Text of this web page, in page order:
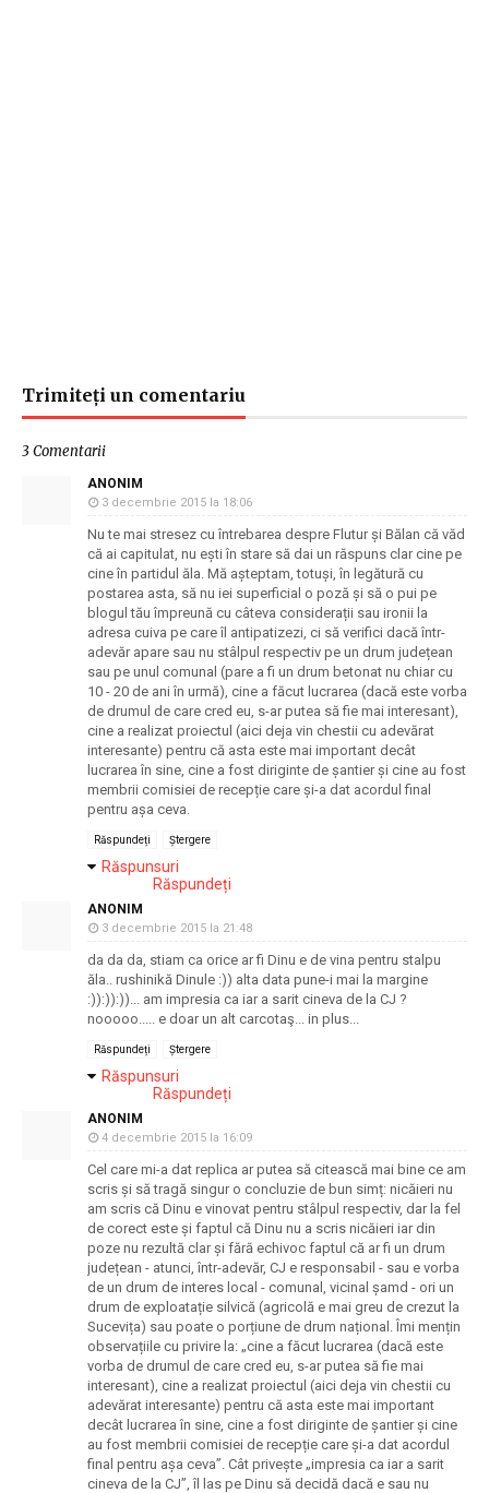
Trimiteți un comentariu
3 Comentarii
ANONIM
3 decembrie 2015 la 18:06
Nu te mai stresez cu întrebarea despre Flutur și Bălan că văd
că ai capitulat, nu ești în stare să dai un răspuns clar cine pe
cine în partidul ăla. Mă așteptam, totuși, în legătură cu
postarea asta, să nu iei superficial o poză și să o pui pe
blogul tău împreună cu câteva considerații sau ironii la
adresa cuiva pe care îl antipatizezi, ci să verifici dacă într-
adevăr apare sau nu stâlpul respectiv pe un drum județean
sau pe unul comunal (pare a fi un drum betonat nu chiar cu
10 - 20 de ani în urmă), cine a făcut lucrarea (dacă este vorba
de drumul de care cred eu, s-ar putea să fie mai interesant),
cine a realizat proiectul (aici deja vin chestii cu adevărat
interesante) pentru că asta este mai important decât
lucrarea în sine, cine a fost diriginte de șantier și cine au fost
membrii comisiei de recepție care și-a dat acordul final
pentru așa ceva.
Răspundeți Ștergere
Răspunsuri
Răspundeți
ANONIM
3 decembrie 2015 la 21:48
da da da, stiam ca orice ar fi Dinu e de vina pentru stalpu
ăla.. rushinikă Dinule :)) alta data pune-i mai la margine
:)):)):))... am impresia ca iar a sarit cineva de la CJ ?
nooooo..... e doar un alt carcotaş... in plus...
Răspundeți Ștergere
Răspunsuri
Răspundeți
ANONIM
4 decembrie 2015 la 16:09
Cel care mi-a dat replica ar putea să citească mai bine ce am
scris și să tragă singur o concluzie de bun simț: nicăieri nu
am scris că Dinu e vinovat pentru stâlpul respectiv, dar la fel
de corect este și faptul că Dinu nu a scris nicăieri iar din
poze nu rezultă clar și fără echivoc faptul că ar fi un drum
județean - atunci, într-adevăr, CJ e responsabil - sau e vorba
de un drum de interes local - comunal, vicinal șamd - ori un
drum de exploatație silvică (agricolă e mai greu de crezut la
Sucevița) sau poate o porțiune de drum național. Îmi mențin
observațiile cu privire la: „cine a făcut lucrarea (dacă este
vorba de drumul de care cred eu, s-ar putea să fie mai
interesant), cine a realizat proiectul (aici deja vin chestii cu
adevărat interesante) pentru că asta este mai important
decât lucrarea în sine, cine a fost diriginte de șantier și cine
au fost membrii comisiei de recepție care și-a dat acordul
final pentru așa ceva”. Cât privește „impresia ca iar a sarit
cineva de la CJ”, îl las pe Dinu să decidă dacă e sau nu